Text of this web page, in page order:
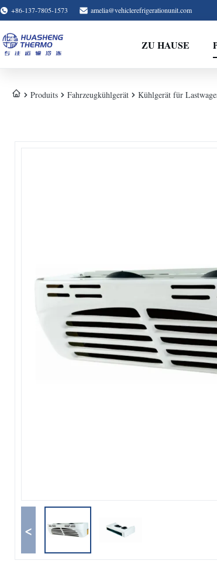
+86-137-7805-1573 amelia@vehiclerefrigerationunit.com
ZU HAUSE
Produits Fahrzeugkühlgerät Kühlgerät für
<